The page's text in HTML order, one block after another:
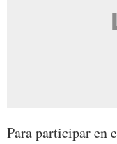
Para participar en